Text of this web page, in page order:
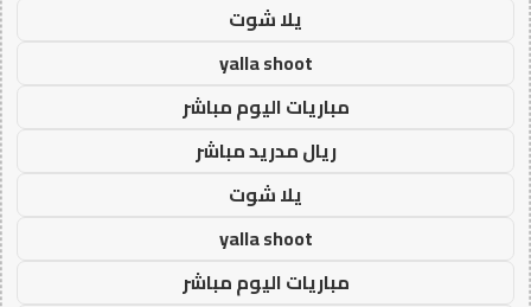
يلا شوت
yalla shoot
مباريات اليوم مباشر
ريال مدريد مباشر
يلا شوت
yalla shoot
مباريات اليوم مباشر